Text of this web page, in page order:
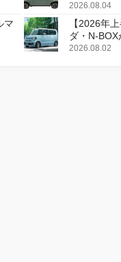
2026.08.04
マ
【2026年
ダ・N-
2026.08.02